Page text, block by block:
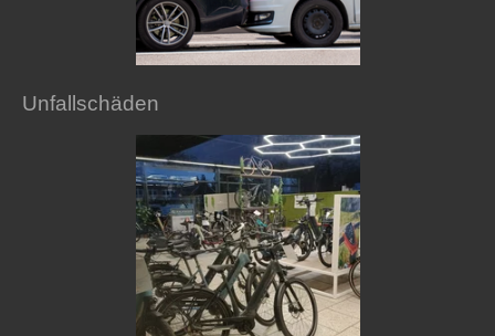
Unfallschäden